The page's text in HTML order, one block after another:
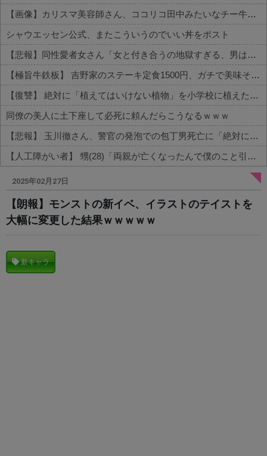
【画像】カリスマ美容師さん、ココリコ田中みたいなチー牛を大変身させた結果がこちらw w w w w w w w w w w
シャウエッセン公式、またこういうのでいい丼をポスト
【悲報】同性愛者女さん「女と付き合うの地獄すぎる、男はどうやって耐えてんの？」←コレは同意せざるおえないと話題に
【極旨牛鉄板】 吉野家のステーキ定食1500円、ガチで美味そうｗｗｗ
【復讐】 絶対に「植えてはいけない植物」を小学校に植えた→20年経って見に行くと…「！？」衝撃の光景が・・・
同僚の美人に土下座して必死に頼んだらこうなるｗｗｗ
【悲報】 玉川徹さん、警官の発泡での包丁男死亡に「絶対に死刑にならない罪なのに警察が死刑にした！」 → 元警官のマジレスがコチラ → ………
【人工障がい者】 甥(28)「両親が亡くなったんで僕のこと引き取ってほしいんですけど！」なんでいい年したヒキニートを引き取らなきゃいけないんだ...
Powered by livedoor 相互RSS
2025年02月27日
【朗報】モンストの新イベ、イラストのテイストを
大幅に変更した結果ｗｗｗｗｗ
新キャラ